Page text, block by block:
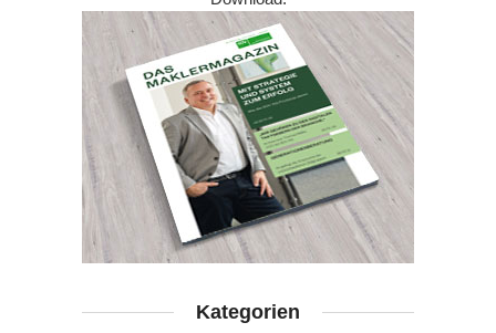
Kategorien